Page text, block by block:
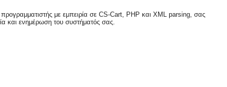
με εμπειρία σε CS-Cart, PHP και XML parsing, σας
και ενημέρωση του συστήματός σας.